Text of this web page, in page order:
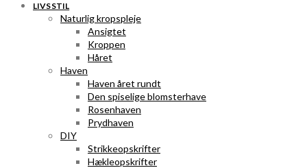
LIVSSTIL
Naturlig kropspleje
Ansigtet
Kroppen
Håret
Haven
Haven året rundt
Den spiselige blomsterhave
Rosenhaven
Prydhaven
DIY
Strikkeopskrifter
Hækleopskrifter